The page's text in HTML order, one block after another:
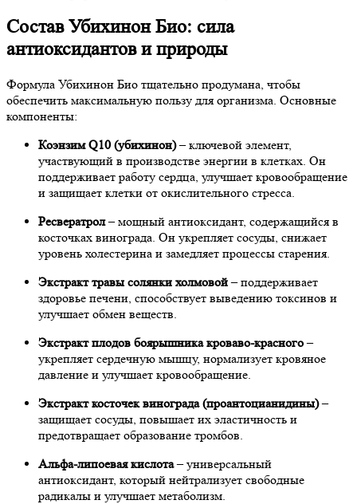
Состав Убихинон Био: сила
антиоксидантов и природы
Формула Убихинон Био тщательно продумана, чтобы
обеспечить максимальную пользу для организма. Основные
компоненты:
Коэнзим Q10 (убихинон)– ключевой элемент,
участвующий в производстве энергии в клетках. Он
поддерживает работу сердца, улучшает кровообращение
и защищает клетки от окислительного стресса.
Ресвератрол– мощный антиоксидант, содержащийся в
косточках винограда. Он укрепляет сосуды, снижает
уровень холестерина и замедляет процессы старения.
Экстракт травы солянки холмовой– поддерживает
здоровье печени, способствует выведению токсинов и
улучшает обмен веществ.
Экстракт плодов боярышника кроваво-красного–
укрепляет сердечную мышцу, нормализует кровяное
давление и улучшает кровообращение.
Экстракт косточек винограда (проантоцианидины)–
защищает сосуды, повышает их эластичность и
предотвращает образование тромбов.
Альфа-липоевая кислота– универсальный
антиоксидант, который нейтрализует свободные
радикалы и улучшает метаболизм.